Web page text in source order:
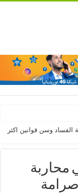
الفساد وسن قوانين اكثر
محاربة
صرامة